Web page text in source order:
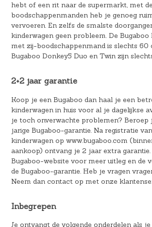
hebt of een rit naar de supermarkt, met
boodschappenmanden heb je genoeg
vervoeren. En zelfs de smalste
kinderwagen geen probleem. De
met zij-boodschappenmand is slechts 60
Bugaboo Donkey5 Duo en Twin zijn
2+2 jaar garantie
Koop je een Bugaboo dan haal je een
kinderwagen in huis voor al je dagelijkse
je toch onverwachte problemen? Beroep
jarige Bugaboo-garantie. Na registratie
kinderwagen op www.bugaboo.com
aankoop) ontvang je 2 jaar extra garantie.
Bugaboo-website voor meer uitleg en de
de Bugaboo-garantie. Heb je vragen
Neem dan contact op met onze
Inbegrepen
Je ontvangt de volgende onderdelen als je